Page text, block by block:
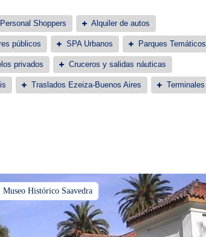
Personal Shoppers Alquiler de autos
públicos SPA Urbanos Parques Temáticos
privados Cruceros y salidas náuticas
Traslados Ezeiza-Buenos Aires Terminales
Museo Histórico Saavedra